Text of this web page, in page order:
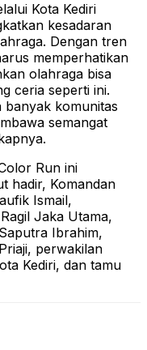
Kota Kediri
kesadaran
Dengan tren
memperhatikan
olahraga bisa
ceria seperti ini.
banyak komunitas
semangat
Run ini
hadir, Komandan
Ismail,
Jaka Utama,
Ibrahim,
perwakilan
Kediri, dan tamu